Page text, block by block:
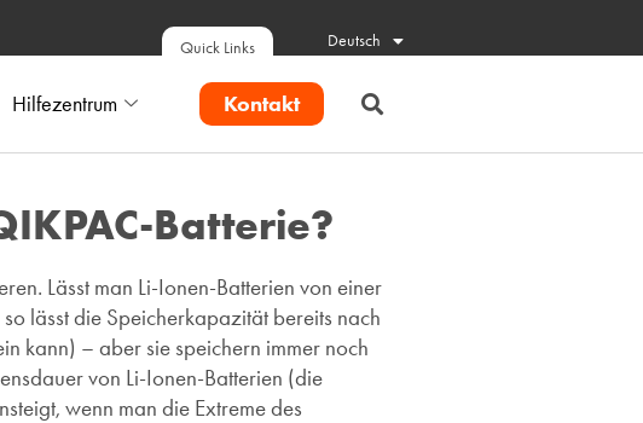
Quick Links Deutsch
Hilfezentrum Kontakt
Batterie?
Lässt man Li-Ionen-Batterien von einer
lässt die Speicherkapazität bereits nach
kann) – aber sie speichern immer noch
von Li-Ionen-Batterien (die
wenn man die Extreme des